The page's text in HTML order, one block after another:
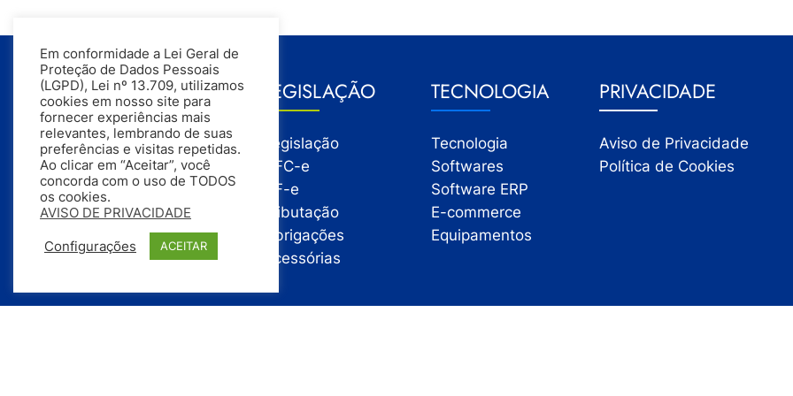
GESTÃO
Gestão
Gestão Financeira
Gestão de Pessoas
Compras
Estoque
Vendas
LEGISLAÇÃO
Legislação
NFC-e
NF-e
Tributação
Obrigações
Acessórias
TECNOLOGIA
Tecnologia
Softwares
Software ERP
E-commerce
Equipamentos
PRIVACIDADE
Aviso de Privacidade
Política de Cookies
Em conformidade a Lei Geral de
Proteção de Dados Pessoais
(LGPD), Lei nº 13.709, utilizamos
cookies em nosso site para
fornecer experiências mais
relevantes, lembrando de suas
preferências e visitas repetidas.
Ao clicar em “Aceitar”, você
concorda com o uso de TODOS
os cookies.
AVISO DE PRIVACIDADE
Configurações ACEITAR